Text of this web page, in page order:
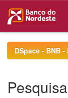
navigationDSpace - BNB